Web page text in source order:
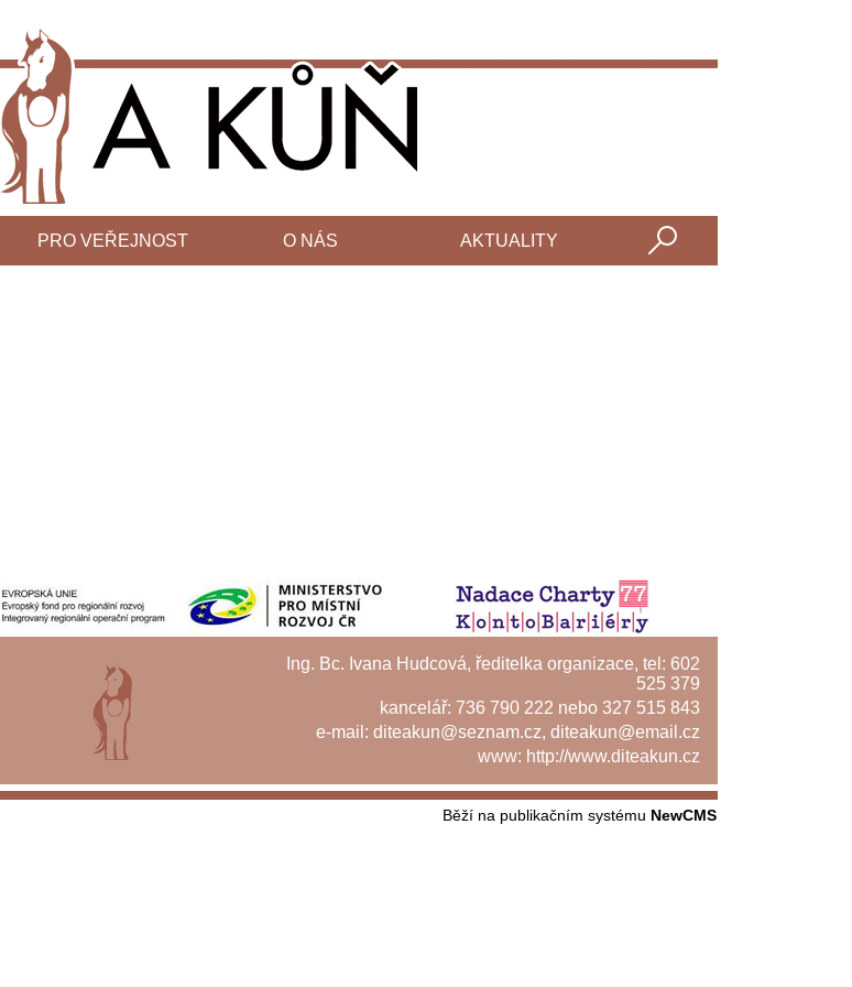
PRO VEŘEJNOST O NÁS AKTUALITY
Ing. Bc. Ivana Hudcová, ředitelka organizace, tel: 602
525 379
kancelář: 736 790 222 nebo 327 515 843
e-mail: diteakun@seznam.cz, diteakun@email.cz
www: http://www.diteakun.cz
Běží na publikačním systému NewCMS